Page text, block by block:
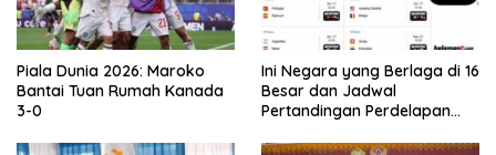
Piala Dunia 2026: Maroko
Bantai Tuan Rumah Kanada
3-0
Ini Negara yang Berlaga di 16
Besar dan Jadwal
Pertandingan Perdelapan